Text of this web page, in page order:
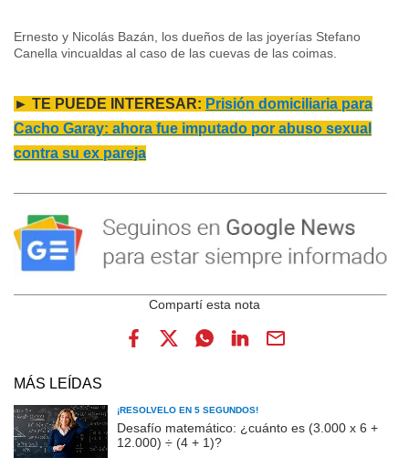
Ernesto y Nicolás Bazán, los dueños de las joyerías Stefano
Canella vincualdas al caso de las cuevas de las coimas.
► TE PUEDE INTERESAR: Prisión domiciliaria para
Cacho Garay: ahora fue imputado por abuso sexual
contra su ex pareja
MÁS LEÍDAS
¡RESOLVELO EN 5 SEGUNDOS!
Desafío matemático: ¿cuánto es (3.000 x 6 +
12.000) ÷ (4 + 1)?